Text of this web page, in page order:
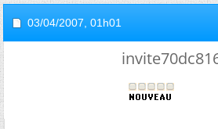
03/04/2007, 01h01